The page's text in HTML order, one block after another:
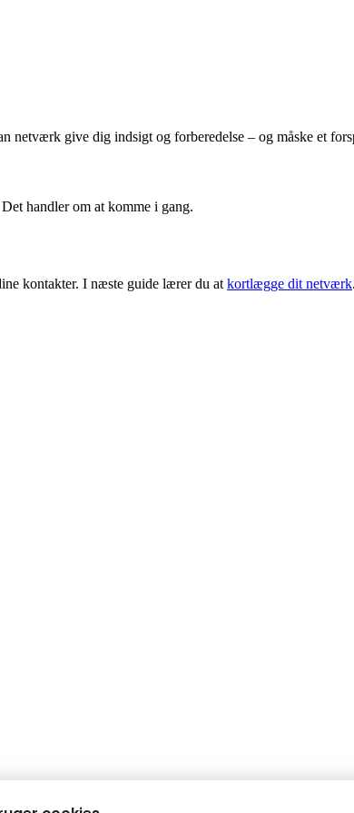
netværk give dig indsigt og forberedelse – og måske et
handler om at komme i gang.
kontakter. I næste guide lærer du at kortlægge dit netværk.